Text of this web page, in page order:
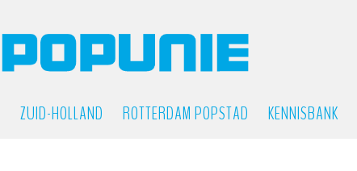
ZUID-HOLLAND ROTTERDAM POPSTAD KENNISBANK